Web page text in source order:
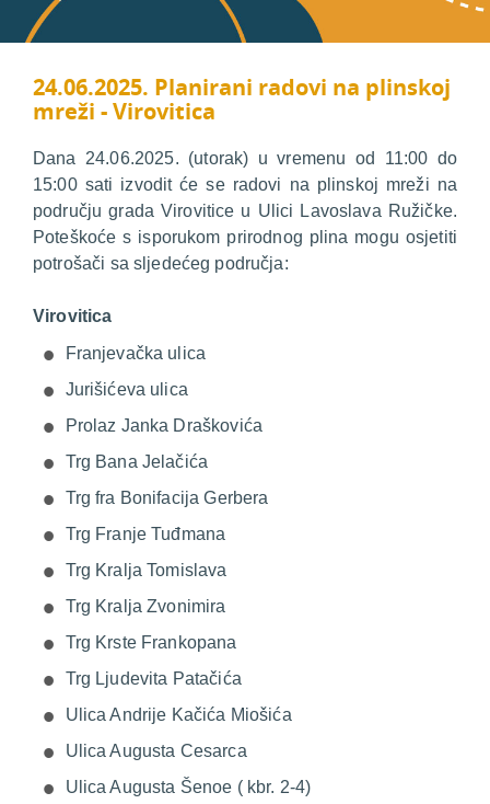
24.06.2025. Planirani radovi na plinskoj
mreži - Virovitica
Dana 24.06.2025. (utorak) u vremenu od 11:00 do
15:00 sati izvodit će se radovi na plinskoj mreži na
području grada Virovitice u Ulici Lavoslava Ružičke.
Poteškoće s isporukom prirodnog plina mogu osjetiti
potrošači sa sljedećeg područja:
Virovitica
Franjevačka ulica
Jurišićeva ulica
Prolaz Janka Draškovića
Trg Bana Jelačića
Trg fra Bonifacija Gerbera
Trg Franje Tuđmana
Trg Kralja Tomislava
Trg Kralja Zvonimira
Trg Krste Frankopana
Trg Ljudevita Patačića
Ulica Andrije Kačića Miošića
Ulica Augusta Cesarca
Ulica Augusta Šenoe ( kbr. 2-4)